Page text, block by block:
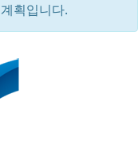
획입니다.